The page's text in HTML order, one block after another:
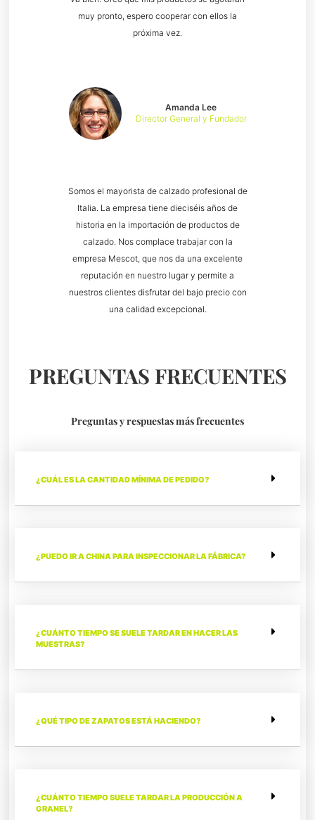
Somos el mayorista de calzado profesional de
Italia. La empresa tiene dieciséis años de
historia en la importación de productos de
calzado. Nos complace trabajar con la
empresa Mescot, que nos da una excelente
reputación en nuestro lugar y permite a
nuestros clientes disfrutar del bajo precio con
una calidad excepcional.
Amanda Lee
Director General y Fundador
muy pronto, espero cooperar con ellos la
próxima vez.
PREGUNTAS FRECUENTES
Preguntas y respuestas más frecuentes
¿CUÁL ES LA CANTIDAD MÍNIMA DE PEDIDO?
¿PUEDO IR A CHINA PARA INSPECCIONAR LA FÁBRICA?
¿CUÁNTO TIEMPO SE SUELE TARDAR EN HACER LAS
MUESTRAS?
¿QUÉ TIPO DE ZAPATOS ESTÁ HACIENDO?
¿CUÁNTO TIEMPO SUELE TARDAR LA PRODUCCIÓN A
GRANEL?